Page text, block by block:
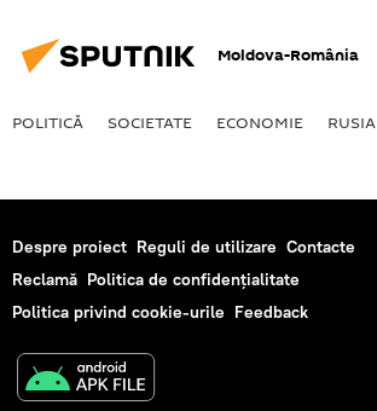
Moldova-România
POLITICĂ SOCIETATE ECONOMIE RUSIA
Despre proiect Reguli de utilizare Contacte
Reclamă Politica de confidențialitate
Politica privind cookie-urile Feedback